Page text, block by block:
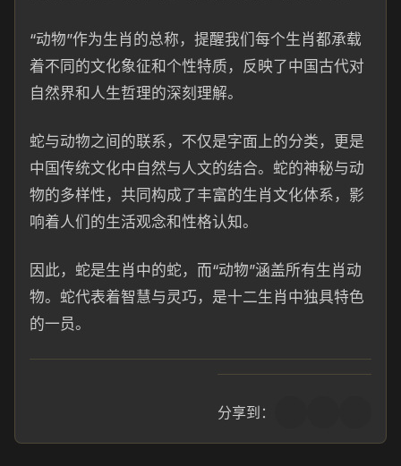
“动物”作为生肖的总称，提醒我们每个生肖都承载
着不同的文化象征和个性特质，反映了中国古代对
自然界和人生哲理的深刻理解。
蛇与动物之间的联系，不仅是字面上的分类，更是
中国传统文化中自然与人文的结合。蛇的神秘与动
物的多样性，共同构成了丰富的生肖文化体系，影
响着人们的生活观念和性格认知。
因此，蛇是生肖中的蛇，而“动物”涵盖所有生肖动
物。蛇代表着智慧与灵巧，是十二生肖中独具特色
的一员。
分享到：